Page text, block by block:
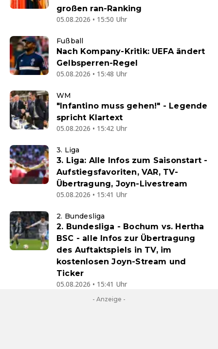
großen ran-Ranking
05.08.2026 • 15:50 Uhr
Fußball
Nach Kompany-Kritik: UEFA ändert
Gelbsperren-Regel
05.08.2026 • 15:48 Uhr
WM
"Infantino muss gehen!" - Legende
spricht Klartext
05.08.2026 • 15:42 Uhr
3. Liga
3. Liga: Alle Infos zum Saisonstart -
Aufstiegsfavoriten, VAR, TV-
Übertragung, Joyn-Livestream
05.08.2026 • 15:41 Uhr
2. Bundesliga
2. Bundesliga - Bochum vs. Hertha
BSC - alle Infos zur Übertragung
des Auftaktspiels in TV, im
kostenlosen Joyn-Stream und
Ticker
05.08.2026 • 15:41 Uhr
- Anzeige -